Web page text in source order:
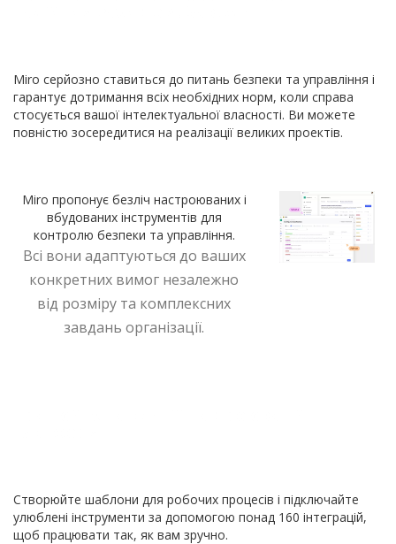
Miro серйозно ставиться до питань безпеки та управління і
гарантує дотримання всіх необхідних норм, коли справа
стосується вашої інтелектуальної власності. Ви можете
повністю зосередитися на реалізації великих проектів.
Miro пропонує безліч настроюваних і
вбудованих інструментів для
контролю безпеки та управління.
Всі вони адаптуються до ваших
конкретних вимог незалежно
від розміру та комплексних
завдань організації.
Створюйте шаблони для робочих процесів і підключайте
улюблені інструменти за допомогою понад 160 інтеграцій,
щоб працювати так, як вам зручно.